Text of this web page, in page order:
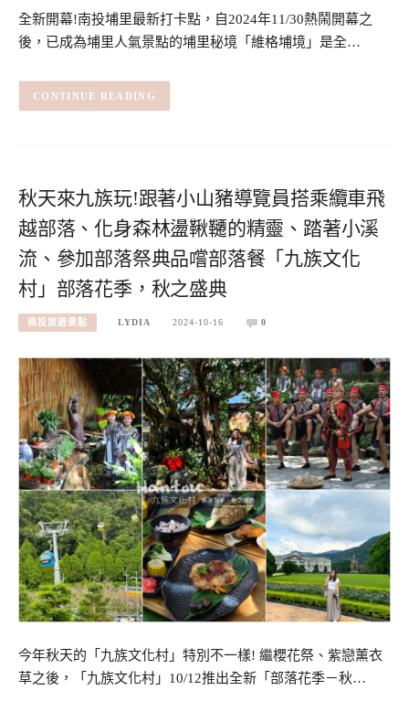
全新開幕!南投埔里最新打卡點，自2024年11/30熱鬧開幕之
後，已成為埔里人氣景點的埔里秘境「維格埔境」是全…
CONTINUE READING
秋天來九族玩!跟著小山豬導覽員搭乘纜車飛
越部落、化身森林盪鞦韆的精靈、踏著小溪
流、參加部落祭典品嚐部落餐「九族文化
村」部落花季，秋之盛典
南投旅遊景點 LYDIA 2024-10-16 0
今年秋天的「九族文化村」特別不一樣! 繼櫻花祭、紫戀薰衣
草之後，「九族文化村」10/12推出全新「部落花季－秋…